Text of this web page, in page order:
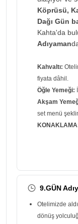
Köprüsü,
Dağı Gün
Kahta'da
Adıyaman
Kahvaltı:
fiyata dâhil.
Öğle Yemeği:
Akşam
set menü
9.GÜN
Otelimizde
dönüş